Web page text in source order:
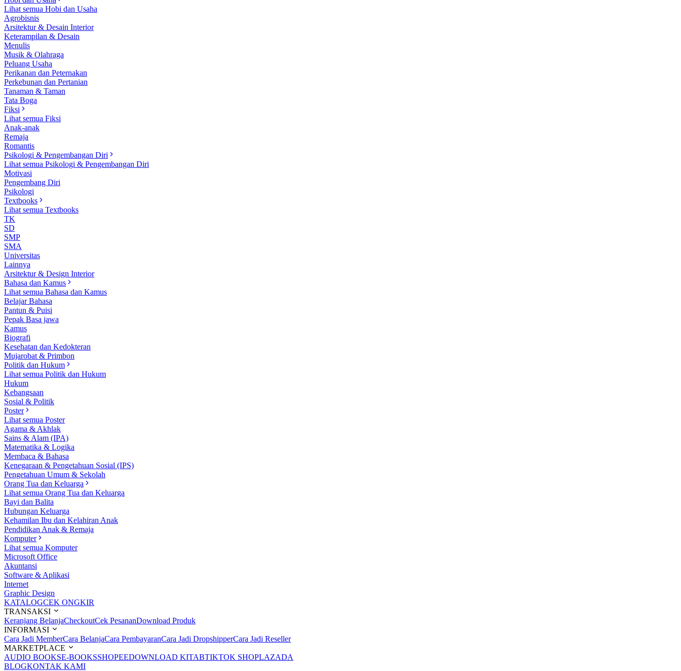
Lihat semua Hobi dan Usaha
Agrobisnis
Arsitektur & Desain Interior
Keterampilan & Desain
Menulis
Musik & Olahraga
Peluang Usaha
Perikanan dan Peternakan
Perkebunan dan Pertanian
Tanaman & Taman
Tata Boga
Fiksi
Lihat semua Fiksi
Anak-anak
Remaja
Romantis
Psikologi & Pengembangan Diri
Lihat semua Psikologi & Pengembangan Diri
Motivasi
Pengembang Diri
Psikologi
Textbooks
Lihat semua Textbooks
TK
SD
SMP
SMA
Universitas
Lainnya
Arsitektur & Design Interior
Bahasa dan Kamus
Lihat semua Bahasa dan Kamus
Belajar Bahasa
Pantun & Puisi
Pepak Basa jawa
Kamus
Biografi
Kesehatan dan Kedokteran
Mujarobat & Primbon
Politik dan Hukum
Lihat semua Politik dan Hukum
Hukum
Kebangsaan
Sosial & Politik
Poster
Lihat semua Poster
Agama & Akhlak
Sains & Alam (IPA)
Matematika & Logika
Membaca & Bahasa
Kenegaraan & Pengetahuan Sosial (IPS)
Pengetahuan Umum & Sekolah
Orang Tua dan Keluarga
Lihat semua Orang Tua dan Keluarga
Bayi dan Balita
Hubungan Keluarga
Kehamilan Ibu dan Kelahiran Anak
Pendidikan Anak & Remaja
Komputer
Lihat semua Komputer
Microsoft Office
Akuntansi
Software & Aplikasi
Internet
Graphic Design
KATALOGCEK ONGKIR
TRANSAKSI
Keranjang BelanjaCheckoutCek PesananDownload Produk
INFORMASI
Cara Jadi MemberCara BelanjaCara PembayaranCara Jadi DropshipperCara Jadi Reseller
MARKETPLACE
AUDIO BOOKSE-BOOKSSHOPEEDOWNLOAD KITABTIKTOK SHOPLAZADA
BLOGKONTAK KAMI